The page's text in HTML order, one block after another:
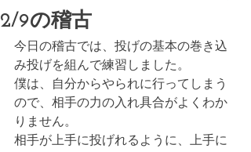
2/9の稽古
今日の稽古では、投げの基本の巻き込
み投げを組んで練習しました。
僕は、自分からやられに行ってしまう
ので、相手の力の入れ具合がよくわか
りません。
相手が上手に投げれるように、上手に